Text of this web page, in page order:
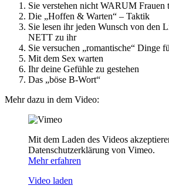
Sie verstehen nicht WARUM Frauen
Die „Hoffen & Warten“ – Taktik
Sie lesen ihr jeden Wunsch von den
NETT zu ihr
Sie versuchen „romantische“ Dinge
Mit dem Sex warten
Ihr deine Gefühle zu gestehen
Das „böse B-Wort“
Mehr dazu in dem Video:
Mit dem Laden des Videos
Datenschutzerklärung von Vimeo.
Mehr erfahren
Video laden